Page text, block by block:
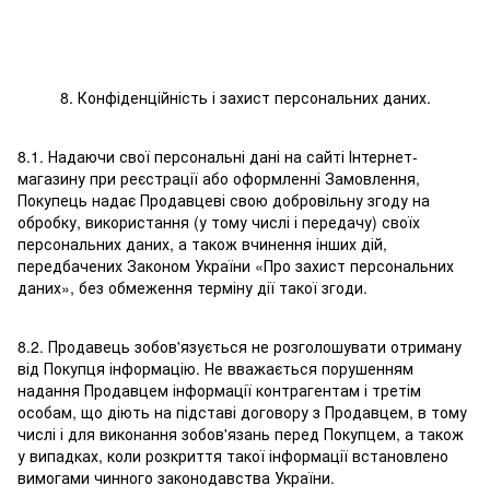
8. Конфіденційність і захист персональних даних.
8.1. Надаючи свої персональні дані на сайті Інтернет-
магазину при реєстрації або оформленні Замовлення,
Покупець надає Продавцеві свою добровільну згоду на
обробку, використання (у тому числі і передачу) своїх
персональних даних, а також вчинення інших дій,
передбачених Законом України «Про захист персональних
даних», без обмеження терміну дії такої згоди.
8.2. Продавець зобов'язується не розголошувати отриману
від Покупця інформацію. Не вважається порушенням
надання Продавцем інформації контрагентам і третім
особам, що діють на підставі договору з Продавцем, в тому
числі і для виконання зобов'язань перед Покупцем, а також
у випадках, коли розкриття такої інформації встановлено
вимогами чинного законодавства України.